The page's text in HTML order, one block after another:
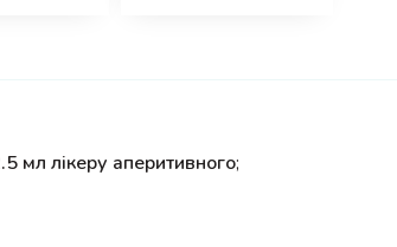
мл лікеру аперитивного;